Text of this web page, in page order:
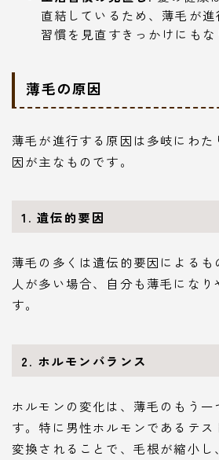
直結しているため、薄毛が
習慣を見直すきっかけにもな
薄毛の原因
薄毛が進行する原因は多岐にわ
因が主なものです。
1. 遺伝的要因
薄毛の多くは遺伝的要因によるも
人が多い場合、自分も薄毛になり
す。
2. ホルモンバランス
ホルモンの変化は、薄毛のもう一
す。特に男性ホルモンであるテス
変換されることで、毛根が縮小し